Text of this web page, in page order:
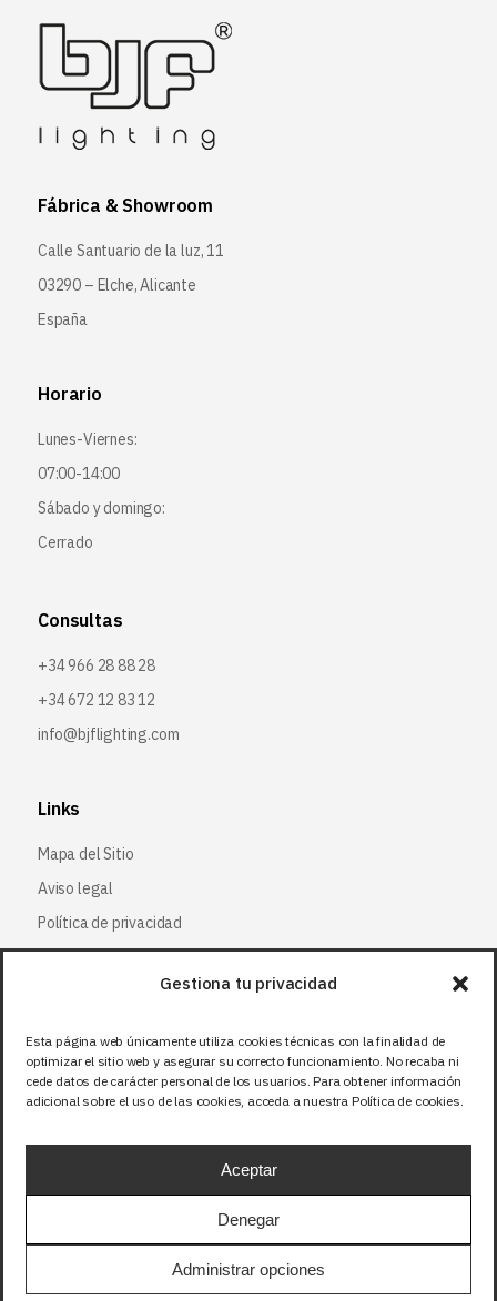
Gestiona tu privacidad
Esta página web únicamente utiliza cookies técnicas con la finalidad de
optimizar el sitio web y asegurar su correcto funcionamiento. No recaba ni
cede datos de carácter personal de los usuarios. Para obtener información
adicional sobre el uso de las cookies, acceda a nuestra Política de cookies.
Aceptar
Denegar
Administrar opciones
Fábrica & Showroom
Calle Santuario de la luz, 11
03290 – Elche, Alicante
España
Horario
Lunes-Viernes:
07:00-14:00
Sábado y domingo:
Cerrado
Consultas
+34 966 28 88 28
+34 672 12 83 12
info@bjflighting.com
Links
Mapa del Sitio
Aviso legal
Política de privacidad
Política de cookies
Síguenos
Facebook
X (Twitter)
Instagram
Precios sin IVA (21%). Tasa RAEE incluida en
aquellos productos que corresponda.